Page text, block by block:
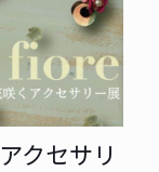
クセサリ